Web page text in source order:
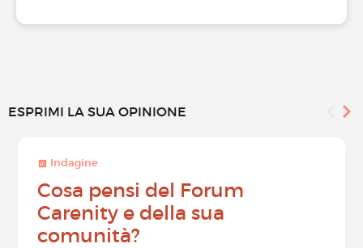
ESPRIMI LA SUA OPINIONE
Indagine
Cosa pensi del Forum
Carenity e della sua
comunità?